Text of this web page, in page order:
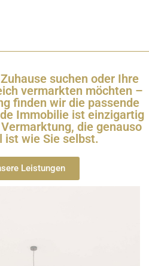
suchen oder Ihre
vermarkten möchten –
finden wir die passende
Immobilie ist einzigartig
die genauso
ist wie Sie selbst.
Leistungen